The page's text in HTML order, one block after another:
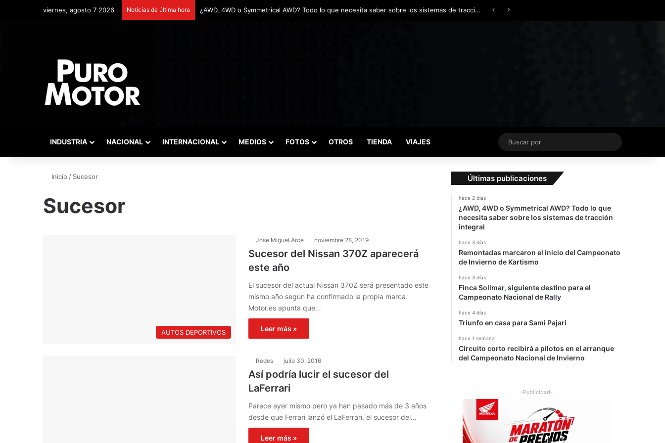
viernes, agosto 7 2026 Noticias de última hora ¿AWD, 4WD o Symmetrical AWD? Todo lo que necesita saber sobre los sistemas de tracción integral
INDUSTRIA NACIONAL INTERNACIONAL MEDIOS FOTOS OTROS TIENDA VIAJES
Buscar
por
Inicio / Sucesor
Sucesor
AUTOS DEPORTIVOS
Jose Miguel Arce noviembre 28, 2019
Sucesor del Nissan 370Z aparecerá
este año
El sucesor del actual Nissan 370Z será presentado este
mismo año según ha confirmado la propia marca.
Motor.es apunta que…
Leer más »
Redes julio 30, 2016
Así podría lucir el sucesor del
LaFerrari
Parece ayer mismo pero ya han pasado más de 3 años
desde que Ferrari lanzó el LaFerrari, el sucesor del…
Leer más »
Últimas publicaciones
hace 2 días
¿AWD, 4WD o Symmetrical AWD? Todo lo que
necesita saber sobre los sistemas de tracción
integral
hace 3 días
Remontadas marcaron el inicio del Campeonato
de Invierno de Kartismo
hace 3 días
Finca Solimar, siguiente destino para el
Campeonato Nacional de Rally
hace 4 días
Triunfo en casa para Sami Pajari
hace 1 semana
Circuito corto recibirá a pilotos en el arranque
del Campeonato Nacional de Invierno
-Publicidad-